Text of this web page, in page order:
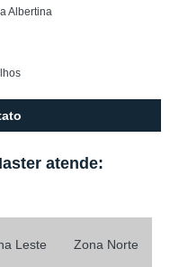
Albertina
Paulista
Guarulhosatende:
Leste Zona Norte